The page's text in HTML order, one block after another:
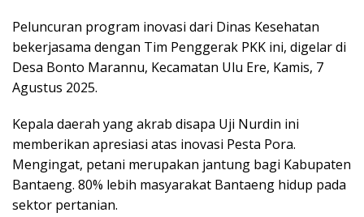
Peluncuran program inovasi dari Dinas Kesehatan
bekerjasama dengan Tim Penggerak PKK ini, digelar di
Desa Bonto Marannu, Kecamatan Ulu Ere, Kamis, 7
Agustus 2025.
Kepala daerah yang akrab disapa Uji Nurdin ini
memberikan apresiasi atas inovasi Pesta Pora.
Mengingat, petani merupakan jantung bagi Kabupaten
Bantaeng. 80% lebih masyarakat Bantaeng hidup pada
sektor pertanian.